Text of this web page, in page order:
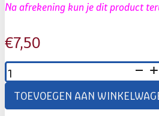
Na afrekening kun je dit product
€7,50
LEKKER
ONTWAKEN,
LEKKER
SLAPEN
AANTAL
TOEVOEGEN AAN